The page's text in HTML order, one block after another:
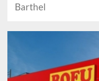
Barthel